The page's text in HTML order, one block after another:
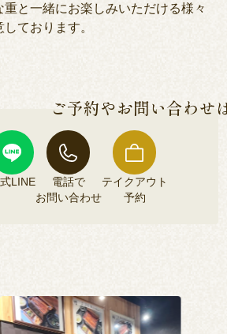
と一緒にお楽しみいただける様々
ております。
ご予約やお問い合わせ
LINE
電話で
お問い合わせ
テイクアウト
予約